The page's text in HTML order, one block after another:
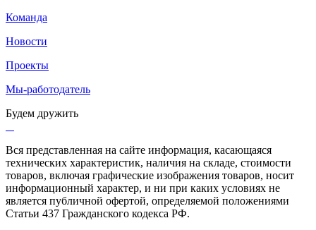
Команда
Новости
Проекты
Мы-работодатель
Будем дружить
Вся представленная на сайте информация, касающаяся
технических характеристик, наличия на складе, стоимости
товаров, включая графические изображения товаров, носит
информационный характер, и ни при каких условиях не
является публичной офертой, определяемой положениями
Статьи 437 Гражданского кодекса РФ.